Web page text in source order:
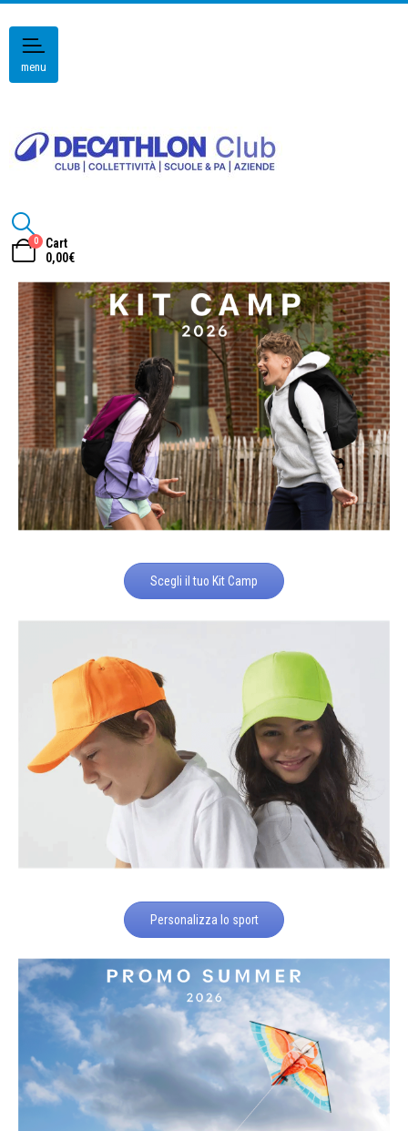
menu
0
Cart
0,00€
Scegli il tuo Kit Camp
Personalizza lo sport